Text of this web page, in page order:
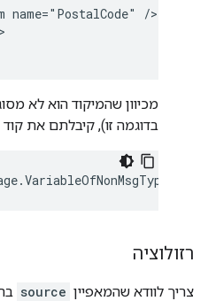
name="PostalCode" />
מכיוון שהמיקוד הוא לא
בדוגמה זו), קיבלתם את קוד
.VariableOfNonMsgType
רזולוציה
צריך לוודא שהמאפיין source